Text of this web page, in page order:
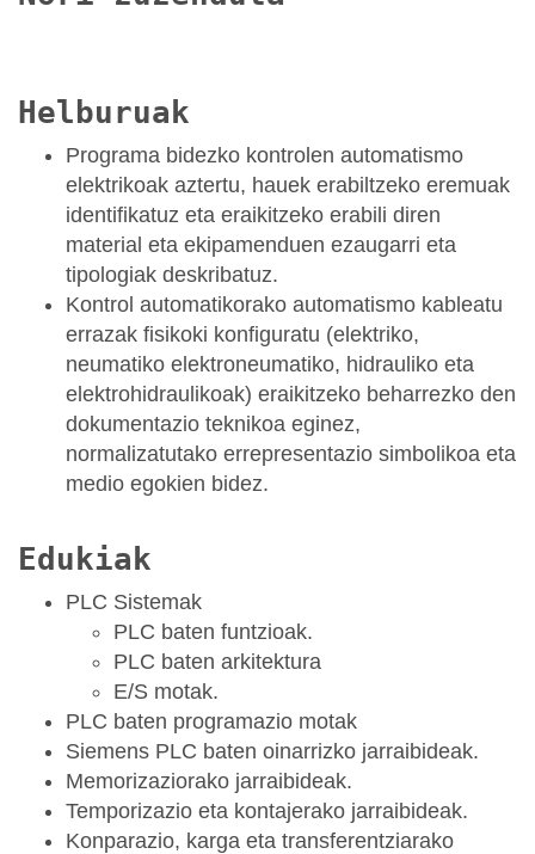
Helburuak
Programa bidezko kontrolen automatismo
elektrikoak aztertu, hauek erabiltzeko eremuak
identifikatuz eta eraikitzeko erabili diren
material eta ekipamenduen ezaugarri eta
tipologiak deskribatuz.
Kontrol automatikorako automatismo kableatu
errazak fisikoki konfiguratu (elektriko,
neumatiko elektroneumatiko, hidrauliko eta
elektrohidraulikoak) eraikitzeko beharrezko den
dokumentazio teknikoa eginez,
normalizatutako errepresentazio simbolikoa eta
medio egokien bidez.
Edukiak
PLC Sistemak
PLC baten funtzioak.
PLC baten arkitektura
E/S motak.
PLC baten programazio motak
Siemens PLC baten oinarrizko jarraibideak.
Memorizaziorako jarraibideak.
Temporizazio eta kontajerako jarraibideak.
Konparazio, karga eta transferentziarako